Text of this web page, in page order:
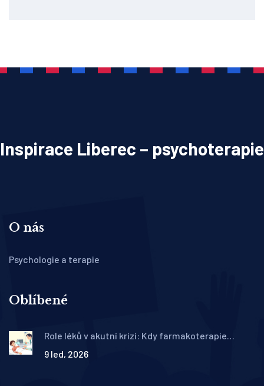
Inspirace Liberec – psychoterapie
O nás
Psychologie a terapie
Oblíbené
Role léků v akutní krizi: Kdy farmakoterapie
9 led, 2026